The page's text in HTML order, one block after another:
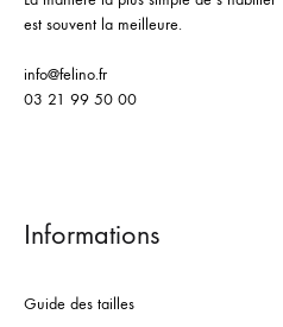
est souvent la meilleure.
info@felino.fr
03 21 99 50 00
Informations
Guide des tailles